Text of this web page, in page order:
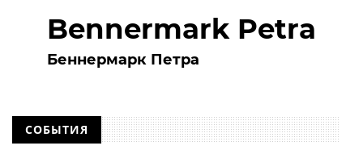
Bennermark Petra
Беннермарк Петра
СОБЫТИЯ